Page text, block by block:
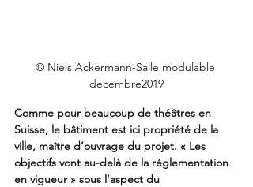
© Niels Ackermann-Salle modulable
decembre2019
Comme pour beaucoup de théâtres en
Suisse, le bâtiment est ici propriété de la
ville, maître d’ouvrage du projet. « Les
objectifs vont au-delà de la réglementation
en vigueur » sous l’aspect du